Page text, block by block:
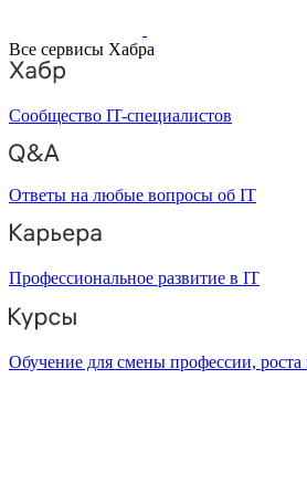
Все сервисы Хабра
Сообщество IT-специалистов
Ответы на любые вопросы об IT
Профессиональное развитие в IT
Обучение для смены профессии, роста